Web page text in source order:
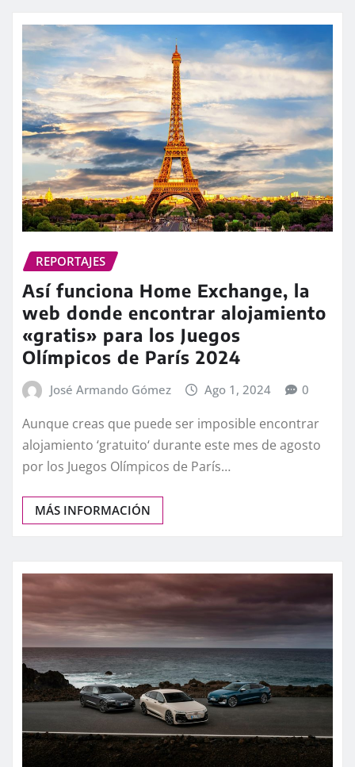
REPORTAJES
Así funciona Home Exchange, la
web donde encontrar alojamiento
«gratis» para los Juegos
Olímpicos de París 2024
José Armando Gómez Ago 1, 2024 0
Aunque creas que puede ser imposible encontrar
alojamiento ‘gratuito‘ durante este mes de agosto
por los Juegos Olímpicos de París…
MÁS INFORMACIÓN